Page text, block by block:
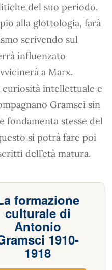
del suo periodo.
alla glottologia, farà
scrivendo sul
influenzato
a Marx.
curiosità intellettuale e
Gramsci sin
fondamenta stesse del
si potrà fare poi
dell’età matura.
formazione
culturale di
Antonio
1910-
1918